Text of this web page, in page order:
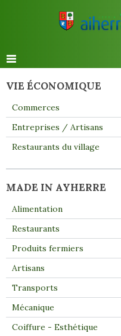
VIE ÉCONOMIQUE
Commerces
Entreprises / Artisans
Restaurants du village
MADE IN AYHERRE
Alimentation
Restaurants
Produits fermiers
Artisans
Transports
Mécanique
Coiffure - Esthétique